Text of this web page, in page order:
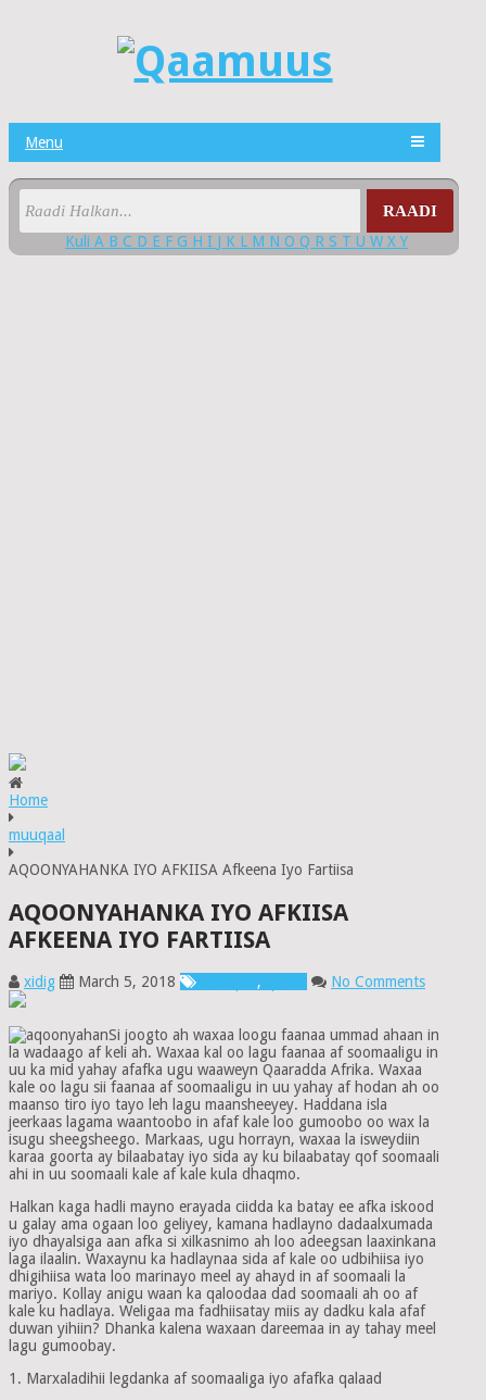
Menu
RAADI
Kuli A B C D E F G H I J K L M N O Q R S T U W X Y
Home
muuqaal
AQOONYAHANKA IYO AFKIISA Afkeena Iyo Fartiisa
AQOONYAHANKA IYO AFKIISA
AFKEENA IYO FARTIISA
xidig March 5, 2018 , No Comments
Si joogto ah waxaa loogu faanaa ummad ahaan in
la wadaago af keli ah. Waxaa kal oo lagu faanaa af soomaaligu in
uu ka mid yahay afafka ugu waaweyn Qaaradda Afrika. Waxaa
kale oo lagu sii faanaa af soomaaligu in uu yahay af hodan ah oo
maanso tiro iyo tayo leh lagu maansheeyey. Haddana isla
jeerkaas lagama waantoobo in afaf kale loo gumoobo oo wax la
isugu sheegsheego. Markaas, ugu horrayn, waxaa la isweydiin
karaa goorta ay bilaabatay iyo sida ay ku bilaabatay qof soomaali
ahi in uu soomaali kale af kale kula dhaqmo.
Halkan kaga hadli mayno erayada ciidda ka batay ee afka iskood
u galay ama ogaan loo geliyey, kamana hadlayno dadaalxumada
iyo dhayalsiga aan afka si xilkasnimo ah loo adeegsan laaxinkana
laga ilaalin. Waxaynu ka hadlaynaa sida af kale oo udbihiisa iyo
dhigihiisa wata loo marinayo meel ay ahayd in af soomaali la
mariyo. Kollay anigu waan ka qaloodaa dad soomaali ah oo af
kale ku hadlaya. Weligaa ma fadhiisatay miis ay dadku kala afaf
duwan yihiin? Dhanka kalena waxaan dareemaa in ay tahay meel
lagu gumoobay.
1. Marxaladihii legdanka af soomaaliga iyo afafka qalaad